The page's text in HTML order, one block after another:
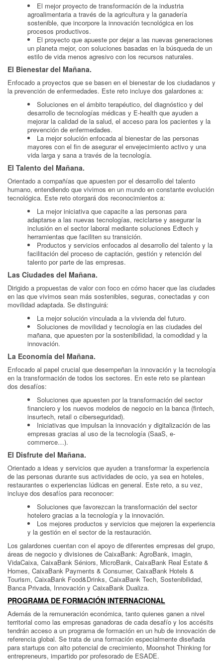
El mejor proyecto de transformación de la industria
agroalimentaria a través de la agricultura y la ganadería
sostenible, que incorpore la innovación tecnológica en los
procesos productivos.
El proyecto que apueste por dejar a las nuevas generaciones
un planeta mejor, con soluciones basadas en la búsqueda de un
estilo de vida menos agresivo con los recursos naturales.
El Bienestar del Mañana.
Enfocado a proyectos que se basen en el bienestar de los ciudadanos y
la prevención de enfermedades. Este reto incluye dos galardones a:
Soluciones en el ámbito terapéutico, del diagnóstico y del
desarrollo de tecnologías médicas y E-health que ayuden a
mejorar la calidad de la salud, el acceso para los pacientes y la
prevención de enfermedades.
La mejor solución enfocada al bienestar de las personas
mayores con el fin de asegurar el envejecimiento activo y una
vida larga y sana a través de la tecnología.
El Talento del Mañana.
Orientado a compañías que apuesten por el desarrollo del talento
humano, entendiendo que vivimos en un mundo en constante evolución
tecnológica. Este reto otorgará dos reconocimientos a:
La mejor iniciativa que capacite a las personas para
adaptarse a las nuevas tecnologías, reciclarse y asegurar la
inclusión en el sector laboral mediante soluciones Edtech y
herramientas que faciliten su transición.
Productos y servicios enfocados al desarrollo del talento y la
facilitación del proceso de captación, gestión y retención del
talento por parte de las empresas.
Las Ciudades del Mañana.
Dirigido a propuestas de valor con foco en cómo hacer que las ciudades
en las que vivimos sean más sostenibles, seguras, conectadas y con
movilidad adaptada. Se distinguirá:
La mejor solución vinculada a la vivienda del futuro.
Soluciones de movilidad y tecnología en las ciudades del
mañana, que apuesten por la sostenibilidad, la comodidad y la
innovación.
La Economía del Mañana.
Enfocado al papel crucial que desempeñan la innovación y la tecnología
en la transformación de todos los sectores. En este reto se plantean
dos desafíos:
Soluciones que apuesten por la transformación del sector
financiero y los nuevos modelos de negocio en la banca (fintech,
insurtech, retail o ciberseguridad).
Iniciativas que impulsan la innovación y digitalización de las
empresas gracias al uso de la tecnología (SaaS, e-
commerce…).
El Disfrute del Mañana.
Orientado a ideas y servicios que ayuden a transformar la experiencia
de las personas durante sus actividades de ocio, ya sea en hoteles,
restaurantes o experiencias lúdicas en general. Este reto, a su vez,
incluye dos desafíos para reconocer:
Soluciones que favorezcan la transformación del sector
hotelero gracias a la tecnología y la innovación.
Los mejores productos y servicios que mejoren la experiencia
y la gestión en el sector de la restauración.
Los galardones cuentan con el apoyo de diferentes empresas del grupo,
áreas de negocio y divisiones de CaixaBank: AgroBank, imagin,
VidaCaixa, CaixaBank Séniors, MicroBank, CaixaBank Real Estate &
Homes, CaixaBank Payments & Consumer, CaixaBank Hotels &
Tourism, CaixaBank Food&Drinks, CaixaBank Tech, Sostenibilidad,
Banca Privada, Innovación y CaixaBank Dualiza.
PROGRAMA DE FORMACIÓN INTERNACIONAL
Además de la remuneración económica, tanto quienes ganen a nivel
territorial como las empresas ganadoras de cada desafío y los accésits
tendrán acceso a un programa de formación en un hub de innovación de
referencia global. Se trata de una formación especialmente diseñada
para startups con alto potencial de crecimiento, Moonshot Thinking for
entrepreneurs, impartido por profesorado de ESADE.